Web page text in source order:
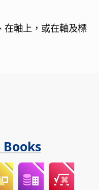
在軸上，或在軸及標